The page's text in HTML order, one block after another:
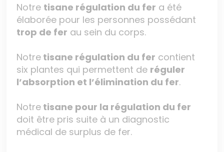
Notre tisane régulation du fer a été
élaborée pour les personnes possédant
trop de fer au sein du corps.
Notre tisane régulation du fer contient
six plantes qui permettent de réguler
l’absorption et l’élimination du fer.
Notre tisane pour la régulation du fer
doit être pris suite à un diagnostic
médical de surplus de fer.